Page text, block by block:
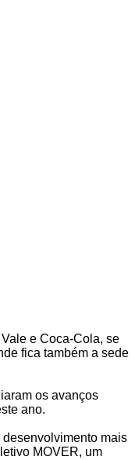
e Coca-Cola, se
fica também a sede
os avanços
ano.
mais
MOVER, um